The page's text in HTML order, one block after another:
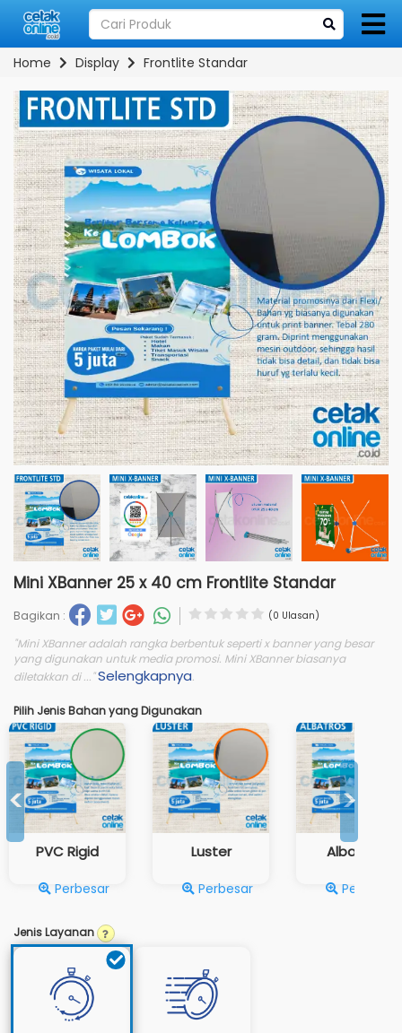
Home Display Frontlite Standar
Mini XBanner 25 x 40 cm Frontlite Standar
Bagikan : (0 Ulasan)
"Mini XBanner adalah rangka berbentuk seperti x banner yang besar
yang digunakan untuk media promosi. Mini XBanner biasanya
diletakkan di ..."Selengkapnya.
Pilih Jenis Bahan yang Digunakan
<
PVC Rigid
Perbesar
Luster
Perbesar
Albatros
Perbesar
>
Jenis Layanan